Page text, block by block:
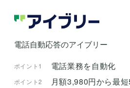
電話自動応答のアイブリー
ポイント1 電話業務を自動化
ポイント2 月額3,980円から最